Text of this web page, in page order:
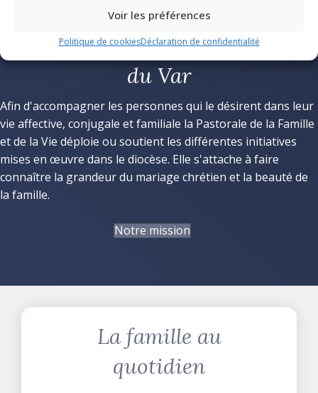
Voir les préférences
Politique de cookiesDéclaration de confidentialité
l’amour du Christ Sauveur
rayonne dans toutes les familles
du Var
Afin d'accompagner les personnes qui le désirent dans leur
vie affective, conjugale et familiale la Pastorale de la Famille
et de la Vie déploie ou soutient les différentes initiatives
mises en œuvre dans le diocèse. Elle s'attache à faire
connaître la grandeur du mariage chrétien et la beauté de
la famille.
Notre mission
La famille au
quotidien